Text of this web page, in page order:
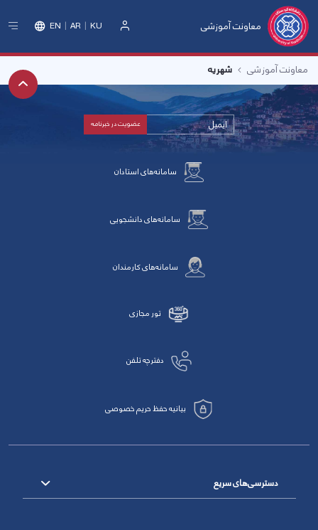
معاونت آموزشی EN AR KU
معاونت آموزشی شهریه
سامانه‌های استادان
سامانه‌های دانشجویی
سامانه‌های کارمندان
تور مجازی
دفترچه تلفن
بیانیه حفظ حریم خصوصی
دسترسی‌های سریع